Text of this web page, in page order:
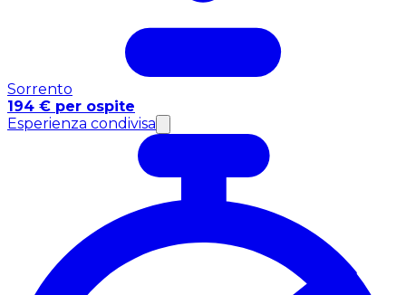
Sorrento
194 € per ospite
Esperienza condivisa